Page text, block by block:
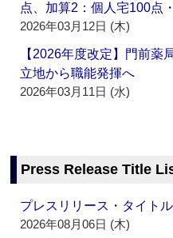
点、加算2：個人宅100点
2026年03月12日 (木)
【2026年度改定】門前薬
立地から職能発揮へ
2026年03月11日 (水)
Press Release Title
プレスリリース・タイト
2026年08月06日 (木)